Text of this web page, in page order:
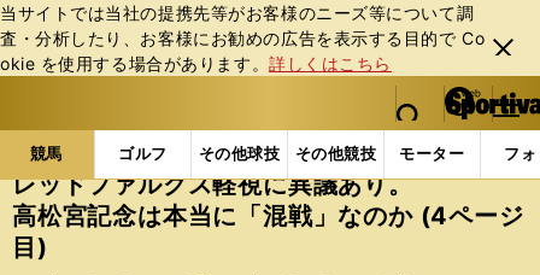
当サイトでは当社の提携先等がお客様のニーズ等について調
査・分析したり、お客様にお勧めの広告を表⽰する⽬的で Co
okie を使⽤する場合があります。詳しくはこちら
閉じ
る
web Sportiva (webスポルティーバ)
検索
マイペ
ー
ジ
メニュ
競馬 ゴルフ その他球技 その他競技 モーター フ
b
ス
ポ
ル
テ
競馬の記事一覧 競馬 レッドファルクス軽視に異議
レッドファルクス軽視に異議あり。
高松宮記念は本当に「混戦」なのか (4ページ
目)